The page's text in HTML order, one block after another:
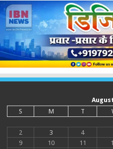
S
M T
2
3 4
9
10 11